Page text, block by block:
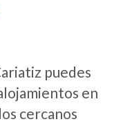
puedes
en
cercanos